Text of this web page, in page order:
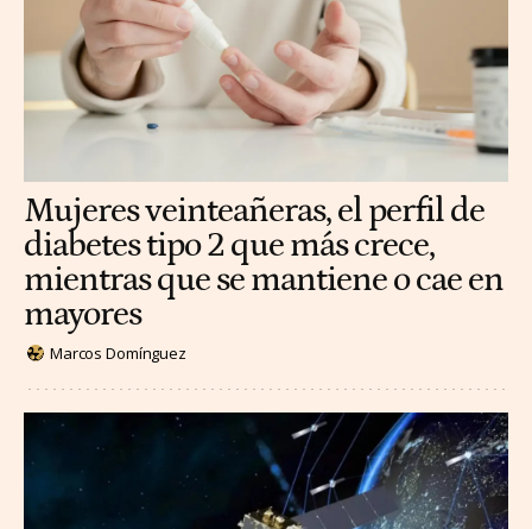
Mujeres veinteañeras, el perfil de
diabetes tipo 2 que más crece,
mientras que se mantiene o cae en
mayores
Marcos Domínguez